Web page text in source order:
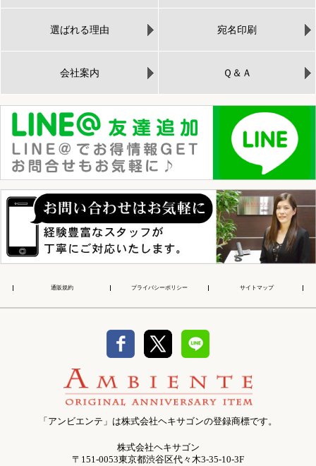
選ばれる理由 宛名印刷
会社案内 Ｑ＆Ａ
通販規約 プライバシーポリシー サイトマップ
「アンビエンテ」は株式会社ヘキサゴンの登録商標です。
株式会社ヘキサゴン
〒151-0053東京都渋谷区代々木3-35-10-3F